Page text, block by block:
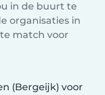
in de buurt te
organisaties in
match voor
(Bergeijk) voor